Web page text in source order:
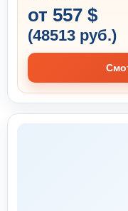
от 557 $
(48513 руб.)